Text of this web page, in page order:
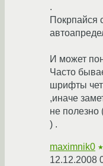
.
Покрпайся
И может
Часто
шрифты
,иначе
не полезно
) .
maximnik0
12.12.2008